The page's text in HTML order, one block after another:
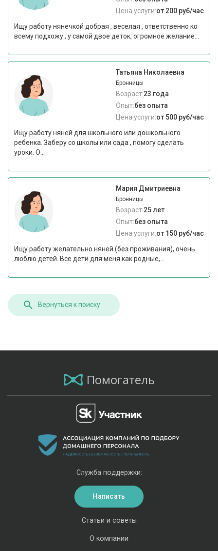
Цена услуги:от 200 руб/час
Ищу работу нянечкой добрая , веселая , ответственно ко
всему подхожу , у самой двое деток, огромное желание...
Татьяна Николаевна
Бронницы
Возраст:23 года
Опыт:без опыта
Цена услуги:от 500 руб/час
Ищу работу няней для школьного или дошкольного
ребенка. Заберу со школы или сада , помогу сделать
уроки. О...
Мария Дмитриевна
Бронницы
Возраст:25 лет
Опыт:без опыта
Цена услуги:от 150 руб/час
Ищу работу желательно няней (без проживания), очень
люблю детей. Все дети для меня как родные,...
Вернуться к поиску
Помогатель
Статьи и советы
О компании
Служба поддержки:
Написать